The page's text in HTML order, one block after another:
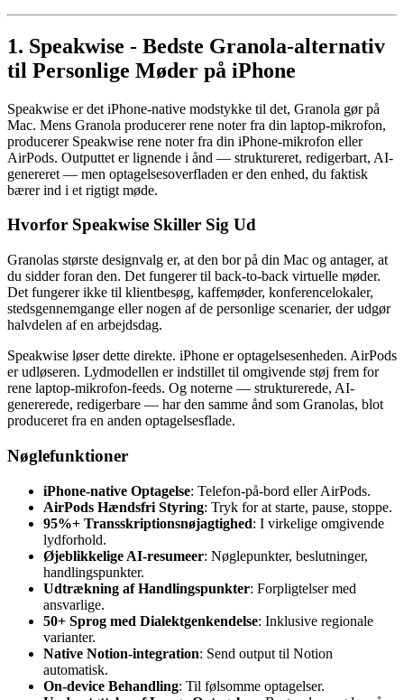
1. Speakwise - Bedste Granola-alternativ
til Personlige Møder på iPhone
Speakwise er det iPhone-native modstykke til det, Granola gør på
Mac. Mens Granola producerer rene noter fra din laptop-mikrofon,
producerer Speakwise rene noter fra din iPhone-mikrofon eller
AirPods. Outputtet er lignende i ånd — struktureret, redigerbart, AI-
genereret — men optagelsesoverfladen er den enhed, du faktisk
bærer ind i et rigtigt møde.
Hvorfor Speakwise Skiller Sig Ud
Granolas største designvalg er, at den bor på din Mac og antager, at
du sidder foran den. Det fungerer til back-to-back virtuelle møder.
Det fungerer ikke til klientbesøg, kaffemøder, konferencelokaler,
stedsgennemgange eller nogen af de personlige scenarier, der udgør
halvdelen af en arbejdsdag.
Speakwise løser dette direkte. iPhone er optagelsesenheden. AirPods
er udløseren. Lydmodellen er indstillet til omgivende støj frem for
rene laptop-mikrofon-feeds. Og noterne — strukturerede, AI-
genererede, redigerbare — har den samme ånd som Granolas, blot
produceret fra en anden optagelsesflade.
Nøglefunktioner
iPhone-native Optagelse: Telefon-på-bord eller AirPods.
AirPods Hændsfri Styring: Tryk for at starte, pause, stoppe.
95%+ Transskriptionsnøjagtighed: I virkelige omgivende
lydforhold.
Øjeblikkelige AI-resumeer: Nøglepunkter, beslutninger,
handlingspunkter.
Udtrækning af Handlingspunkter: Forpligtelser med
ansvarlige.
50+ Sprog med Dialektgenkendelse: Inklusive regionale
varianter.
Native Notion-integration: Send output til Notion
automatisk.
On-device Behandling: Til følsomme optagelser.